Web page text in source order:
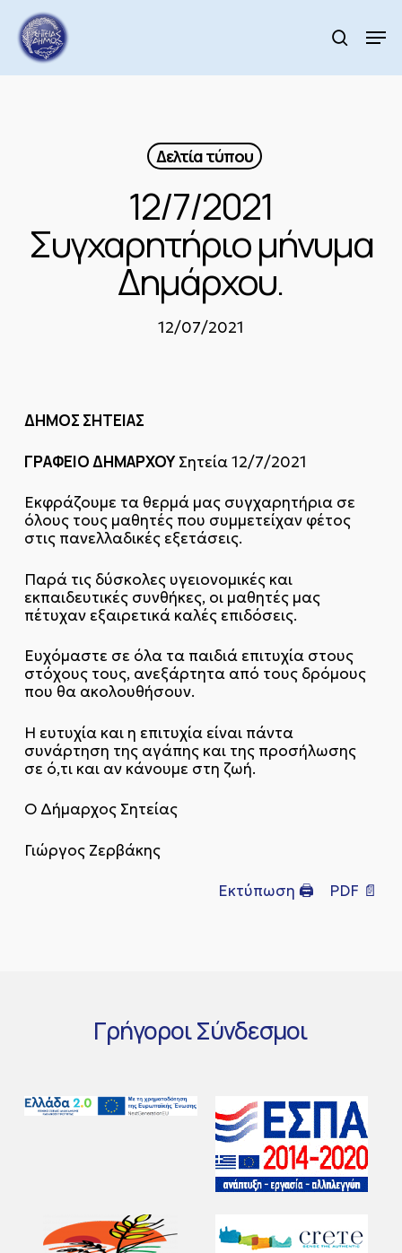
main
content
search
Δελτία τύπου
12/7/2021
Συγχαρητήριο μήνυμα
Δημάρχου.
12/07/2021
ΔΗΜΟΣ ΣΗΤΕΙΑΣ
ΓΡΑΦΕΙΟ ΔΗΜΑΡΧΟΥΣητεία 12/7/2021
Εκφράζουμε τα θερμά μας συγχαρητήρια σε
όλους τους μαθητές που συμμετείχαν φέτος
στις πανελλαδικές εξετάσεις.
Παρά τις δύσκολες υγειονομικές και
εκπαιδευτικές συνθήκες, οι μαθητές μας
πέτυχαν εξαιρετικά καλές επιδόσεις.
Ευχόμαστε σε όλα τα παιδιά επιτυχία στους
στόχους τους, ανεξάρτητα από τους δρόμους
που θα ακολουθήσουν.
Η ευτυχία και η επιτυχία είναι πάντα
συνάρτηση της αγάπης και της προσήλωσης
σε ό,τι και αν κάνουμε στη ζωή.
Ο Δήμαρχος Σητείας
Γιώργος Ζερβάκης
Εκτύπωση 🖨 PDF 📄
ΓρήγοροιΣύνδεσμοι
Menu